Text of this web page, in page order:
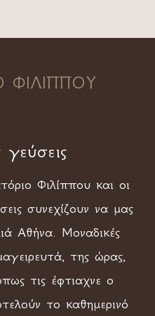
ΦΙΛΙΠΠΟΥ
γεύσεις
Φιλίππου και οι
συνεχίζουν να μας
Αθήνα. Μοναδικές
της ώρας,
τις έφτιαχνε ο
το καθημερινό